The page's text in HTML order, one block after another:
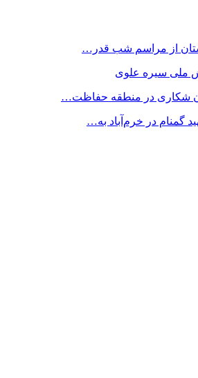
از مراسم شب قدر…
ملی سیره علوی
شکاری در منطقه حفاظت…
گمنام در خرم‌آباد به…